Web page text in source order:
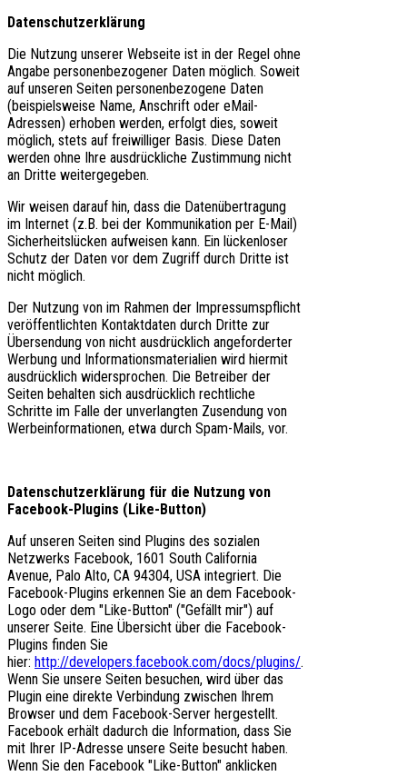
Datenschutzerklärung
Die Nutzung unserer Webseite ist in der Regel ohne
Angabe personenbezogener Daten möglich. Soweit
auf unseren Seiten personenbezogene Daten
(beispielsweise Name, Anschrift oder eMail-
Adressen) erhoben werden, erfolgt dies, soweit
möglich, stets auf freiwilliger Basis. Diese Daten
werden ohne Ihre ausdrückliche Zustimmung nicht
an Dritte weitergegeben.
Wir weisen darauf hin, dass die Datenübertragung
im Internet (z.B. bei der Kommunikation per E-Mail)
Sicherheitslücken aufweisen kann. Ein lückenloser
Schutz der Daten vor dem Zugriff durch Dritte ist
nicht möglich.
Der Nutzung von im Rahmen der Impressumspflicht
veröffentlichten Kontaktdaten durch Dritte zur
Übersendung von nicht ausdrücklich angeforderter
Werbung und Informationsmaterialien wird hiermit
ausdrücklich widersprochen. Die Betreiber der
Seiten behalten sich ausdrücklich rechtliche
Schritte im Falle der unverlangten Zusendung von
Werbeinformationen, etwa durch Spam-Mails, vor.
Datenschutzerklärung für die Nutzung von
Facebook-Plugins (Like-Button)
Auf unseren Seiten sind Plugins des sozialen
Netzwerks Facebook, 1601 South California
Avenue, Palo Alto, CA 94304, USA integriert. Die
Facebook-Plugins erkennen Sie an dem Facebook-
Logo oder dem "Like-Button" ("Gefällt mir") auf
unserer Seite. Eine Übersicht über die Facebook-
Plugins finden Sie
hier: http://developers.facebook.com/docs/plugins/.
Wenn Sie unsere Seiten besuchen, wird über das
Plugin eine direkte Verbindung zwischen Ihrem
Browser und dem Facebook-Server hergestellt.
Facebook erhält dadurch die Information, dass Sie
mit Ihrer IP-Adresse unsere Seite besucht haben.
Wenn Sie den Facebook "Like-Button" anklicken